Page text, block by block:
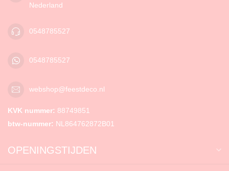
Nederland
0548785527
0548785527
webshop@feestdeco.nl
KVK nummer: 88749851
btw-nummer: NL864762872B01
OPENINGSTIJDEN